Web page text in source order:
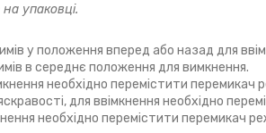
упаковці.
у положення вперед або назад для
в середнє положення для вимкнення.
необхідно перемістити
для ввімкнення необхідно
необхідно перемістити перемикач